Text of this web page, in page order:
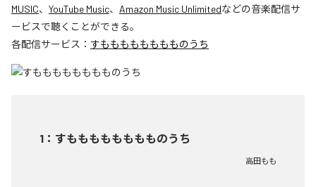
MUSIC、 YouTube Music、 Amazon Music Unlimitedなどの音楽配信サ
ービスで聴くことができる。
各配信サービス： すもももももももものうち
1 ： すもももももももものうち
高田もも